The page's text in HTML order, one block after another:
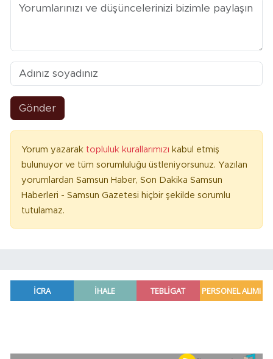
Gönder
Yorum yazarak topluluk kurallarımızı kabul etmiş
bulunuyor ve tüm sorumluluğu üstleniyorsunuz. Yazılan
yorumlardan Samsun Haber, Son Dakika Samsun
Haberleri - Samsun Gazetesi hiçbir şekilde sorumlu
tutulamaz.